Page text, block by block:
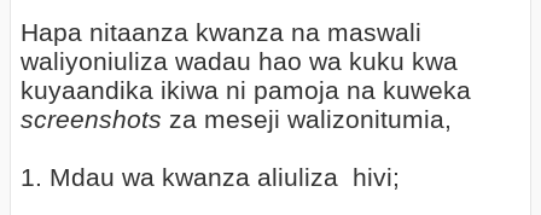
Hapa nitaanza kwanza na maswali
waliyoniuliza wadau hao wa kuku kwa
kuyaandika ikiwa ni pamoja na kuweka
screenshots za meseji walizonitumia,
1. Mdau wa kwanza aliuliza hivi;